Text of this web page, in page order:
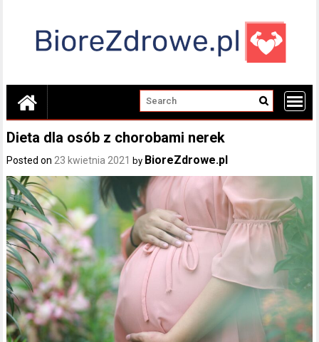
Dieta dla osób z chorobami nerek
Posted on 23 kwietnia 2021 by BioreZdrowe.pl